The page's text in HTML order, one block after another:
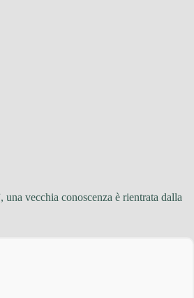
vecchia conoscenza è rientrata dalla